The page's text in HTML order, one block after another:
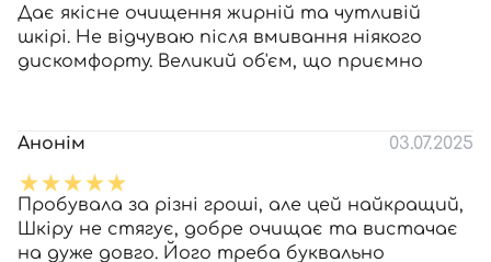
Дає якісне очищення жирній та чутливій
шкірі. Не відчуваю після вмивання ніякого
дискомфорту. Великий об'єм, що приємно
Анонім 03.07.2025
Пробувала за різні гроші, але цей найкращий,
Шкіру не стягує, добре очищає та вистачає
на дуже довго. Його треба буквально